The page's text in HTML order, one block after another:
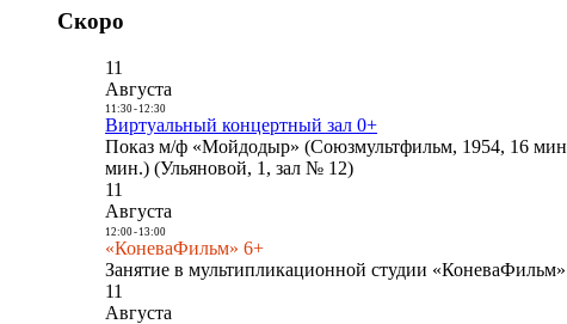
Скоро
11
Августа
11:30- 12:30
Виртуальный концертный зал 0+
Показ м/ф «Мойдодыр» (Союзмультфильм, 1954, 16
мин.) (Ульяновой, 1, зал № 12)
11
Августа
12:00- 13:00
«КоневаФильм» 6+
Занятие в мультипликационной студии
11
Августа